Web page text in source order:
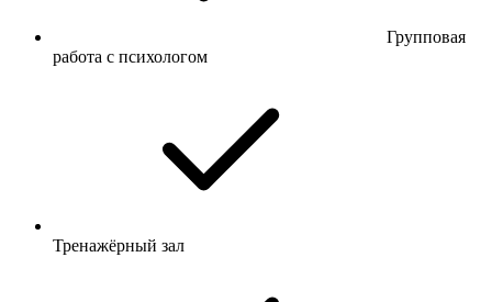
Групповая
работа с психологом
Тренажёрный зал